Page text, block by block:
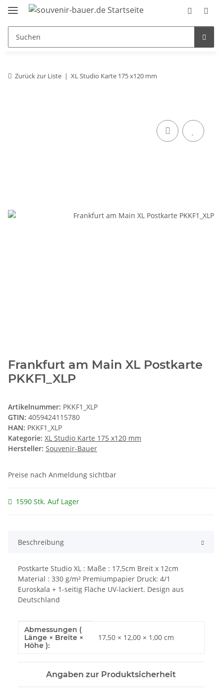
Zurück zur Liste XL Studio Karte 175 x120 mm
Frankfurt am Main XL Postkarte
PKKF1_XLP
Artikelnummer: PKKF1_XLP
GTIN: 4059424115780
HAN: PKKF1_XLP
Kategorie: XL Studio Karte 175 x120 mm
Hersteller: Souvenir-Bauer
Preise nach Anmeldung sichtbar
1590 Stk. Auf Lager
Beschreibung
Postkarte Studio XL : Maße : 17,5cm Breit x 12cm
Material : 330 g/m² Premiumpapier Druck: 4/1
Euroskala + 1-seitig Fläche UV-lackiert. Design aus
Deutschland
Produkteigenschaft
Wert
Abmessungen (
Länge × Breite ×
Höhe ):
17,50 × 12,00 × 1,00 cm
Angaben zur Produktsicherheit